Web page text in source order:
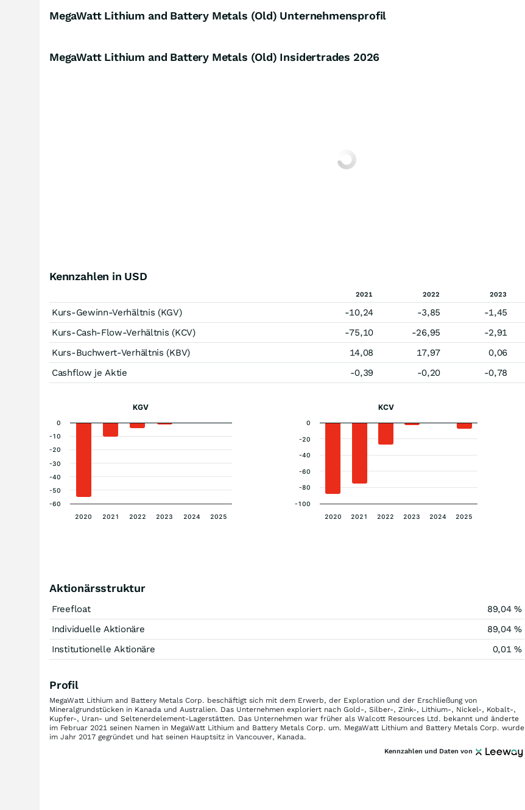
MegaWatt Lithium and Battery Metals (Old) Unternehmensprofil
MegaWatt Lithium and Battery Metals (Old) Insidertrades 2026
Kennzahlen in USD
2021 2022 2023
Kurs-Gewinn-Verhältnis (KGV) -10,24 -3,85 -1,45
Kurs-Cash-Flow-Verhältnis (KCV)
-75,10 -26,95 -2,91
Kurs-Buchwert-Verhältnis (KBV)
14,08 17,97 0,06
Cashflow je Aktie
-0,39 -0,20 -0,78
KGV
2020 2021 2022 2023 2024 2025
-60
-50
-40
-30
-20
-10
0
KCV
2020 2021 2022 2023 2024 2025
-100
-80
-60
-40
-20
0
Aktionärsstruktur
Freefloat
89,04 %
Individuelle Aktionäre
89,04 %
Institutionelle Aktionäre
0,01 %
Profil
MegaWatt Lithium and Battery Metals Corp. beschäftigt sich mit dem Erwerb, der Exploration und der Erschließung von
Mineralgrundstücken in Kanada und Australien. Das Unternehmen exploriert nach Gold-, Silber-, Zink-, Lithium-, Nickel-, Kobalt-,
Kupfer-, Uran- und Seltenerdelement-Lagerstätten. Das Unternehmen war früher als Walcott Resources Ltd. bekannt und änderte
im Februar 2021 seinen Namen in MegaWatt Lithium and Battery Metals Corp. um. MegaWatt Lithium and Battery Metals Corp. wurde
im Jahr 2017 gegründet und hat seinen Hauptsitz in Vancouver, Kanada.
Kennzahlen und Daten von